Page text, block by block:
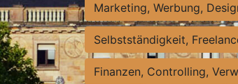
Marketing, Werbung,
Selbstständigkeit,
Finanzen, Controlling,